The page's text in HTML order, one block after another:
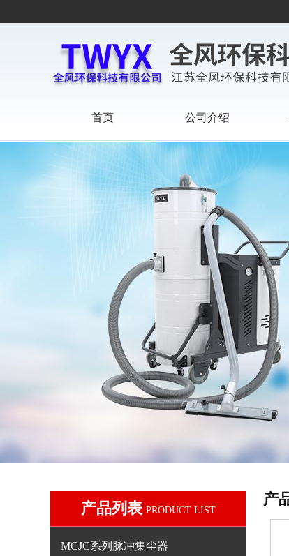
首页 公司介绍
产品列表 PRODUCT LIST
MCJC系列脉冲集尘器
产